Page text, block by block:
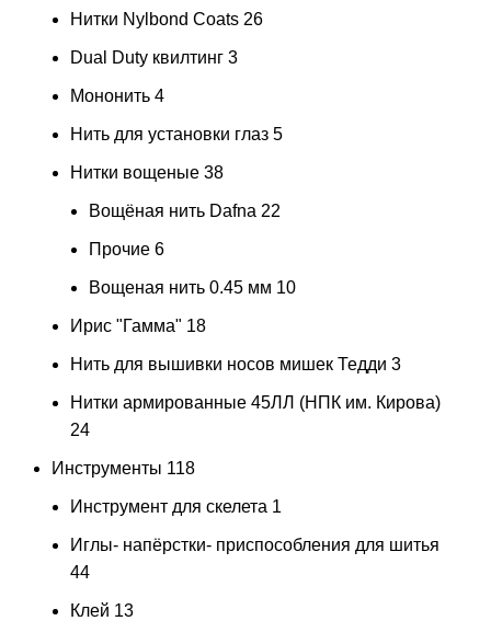
Нитки Nylbond Coats 26
Dual Duty квилтинг 3
Мононить 4
Нить для установки глаз 5
Нитки вощеные 38
Вощёная нить Dafna 22
Прочие 6
Вощеная нить 0.45 мм 10
Ирис "Гамма" 18
Нить для вышивки носов мишек Тедди 3
Нитки армированные 45ЛЛ (НПК им. Кирова)
24
Инструменты 118
Инструмент для скелета 1
Иглы- напёрстки- приспособления для шитья
44
Клей 13